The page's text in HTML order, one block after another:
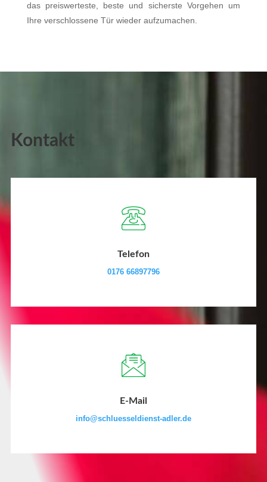
das preiswerteste, beste und sicherste Vorgehen um
Ihre verschlossene Tür wieder aufzumachen.
Kontakt
Telefon
0176 66897796
E-Mail
info@schluesseldienst-adler.de​